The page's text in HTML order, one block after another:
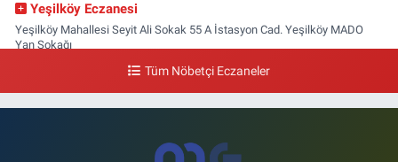
Yeşilköy Eczanesi
Yeşilköy Mahallesi Seyit Ali Sokak 55 A İstasyon Cad. Yeşilköy MADO
Yan Sokağı
Yol Tarifi Al
Ataköy 3-4-11. Kısım Mahallesi Dr. Remzi Kazancıgil Caddesi Ataköy
4.Kısım Çarşısı No:12 Ataköy 4.Kısım Çarşısı
Tüm Nöbetçi Eczaneler